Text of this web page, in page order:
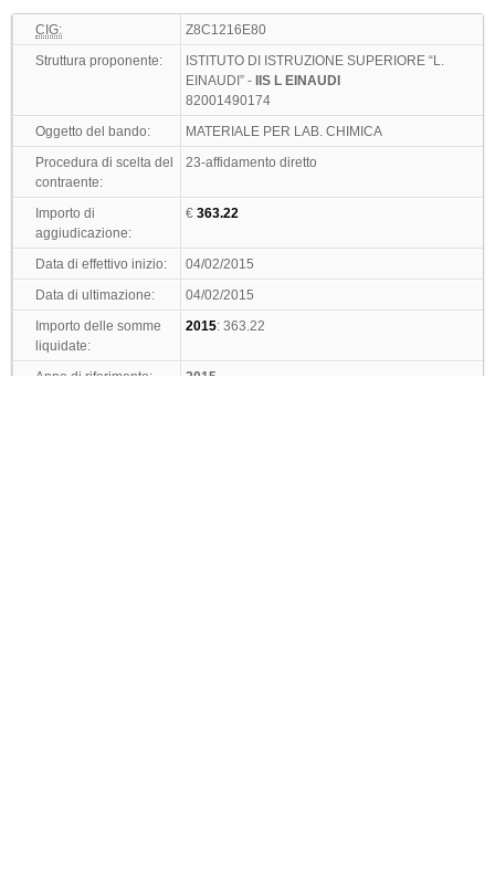
CIG:
Z8C1216E80
Struttura proponente:
ISTITUTO DI ISTRUZIONE SUPERIORE “L.
EINAUDI” -
IIS L EINAUDI
82001490174
Oggetto del bando:
MATERIALE PER LAB. CHIMICA
Procedura di scelta del
contraente:
23-affidamento diretto
Importo di
aggiudicazione:
€363.22
Data di effettivo inizio:
04/02/2015
Data di ultimazione:
04/02/2015
Importo delle somme
liquidate:
2015: 363.22
Anno di riferimento: 2015